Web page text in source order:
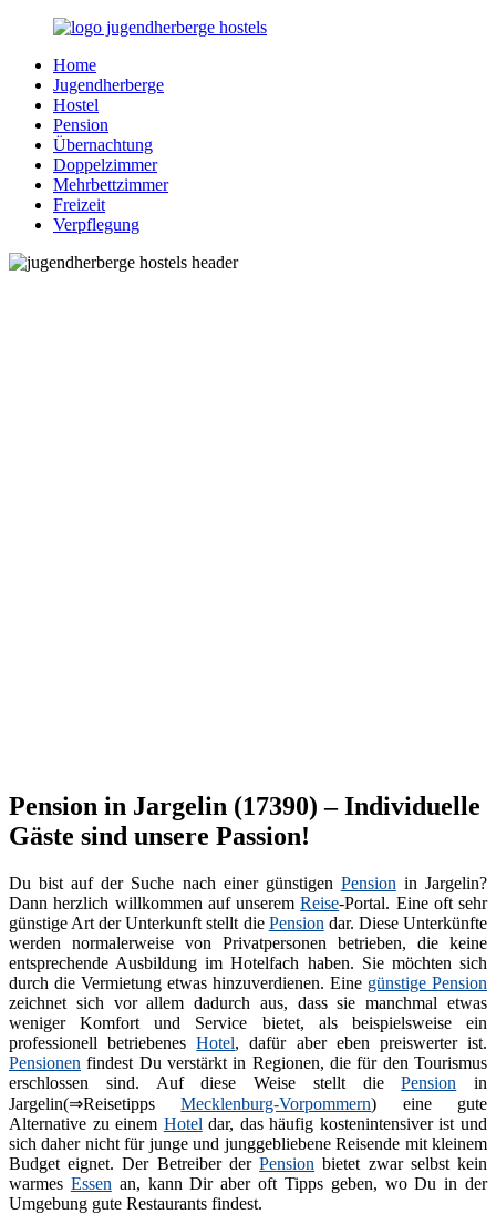
Zurück
Inhalt
Jugendherberge-
Hostels.de
Reisen
junge
jung
gebliebene
Menschen
Home
Jugendherberge
Hostel
Pension
Übernachtung
Doppelzimmer
Mehrbettzimmer
Freizeit
Verpflegung
Pension in Jargelin (17390) – Individuelle
Gäste sind unsere Passion!
Du bist auf der Suche nach einer günstigen Pension in Jargelin?
Dann herzlich willkommen auf unseremReise-Portal. Eine oft sehr
günstige Art der Unterkunft stellt die Pension dar. Diese Unterkünfte
werden normalerweise von Privatpersonen betrieben, die keine
entsprechende Ausbildung im Hotelfach haben. Sie möchten sich
durch die Vermietung etwas hinzuverdienen. Eine günstige Pension
zeichnet sich vor allem dadurch aus, dass sie manchmal etwas
weniger Komfort und Service bietet, als beispielsweise ein
professionell betriebenesHotel, dafür aber eben preiswerter ist.
Pensionen findest Du verstärkt in Regionen, die für den Tourismus
erschlossen sind. Auf diese Weise stellt diePension in
Jargelin(⇒ReisetippsMecklenburg-Vorpommern) eine gute
Alternative zu einem Hotel dar, das häufig kostenintensiver ist und
sich daher nicht für junge und junggebliebene Reisende mit kleinem
Budget eignet. Der Betreiber derPension bietet zwar selbst kein
warmes Essen an, kann Dir aber oft Tipps geben, wo Du in der
Umgebung gute Restaurants findest.